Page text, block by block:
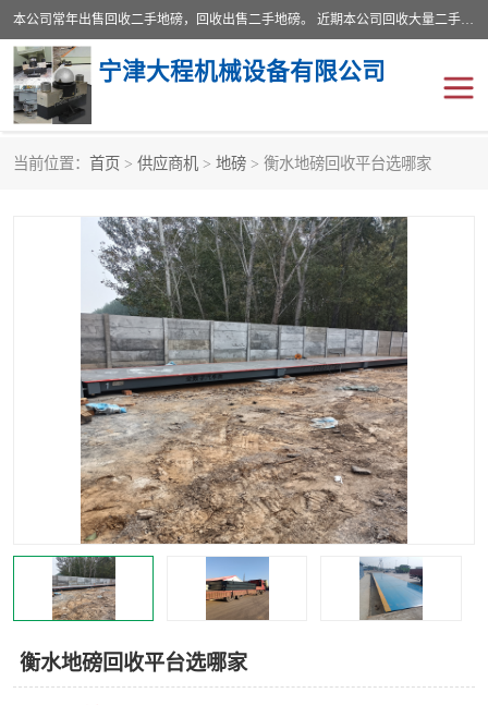
本公司常年出售回收二手地磅，回收出售二手地磅。 近期本公司回收大量二手地磅，型号齐全，宽度从2米到3.5米，长度5米到25米，承重吨位从10到200吨，成色7—9成新。 ? 使用年限6个月至2年，产品来源于个人闲置品，工矿企业停用品，因小换大而来。 精准度和新的一样， 二手地磅是内行人的选择，打个电话就省钱朋友您好等什么
宁津大程机械设备有限公司
当前位置： 首页 > 供应商机 > 地磅 > 衡水地磅回收平台选哪家
衡水地磅回收平台选哪家
地磅传感器 废纸打包机
食品烘干机
装载机电子秤 输送机
半自动输送机 全自动输送机
冷却塔 食品螺旋塔
撕碎机 木材撕碎机
塑料撕碎机 金属撕碎机